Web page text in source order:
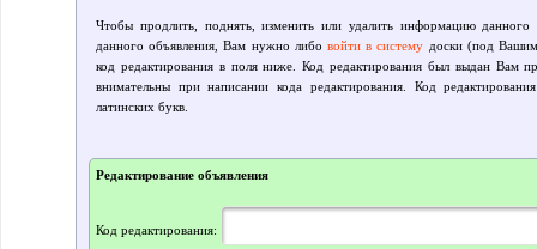
Чтобы продлить, поднять, изменить или удалить информацию
данного объявления, Вам нужно либо войти в систему доски (под
код редактирования в поля ниже. Код редактирования был выдан Вам
внимательны при написании кода редактирования. Код
латинских букв.
Редактирование объявления
Код редактирования: